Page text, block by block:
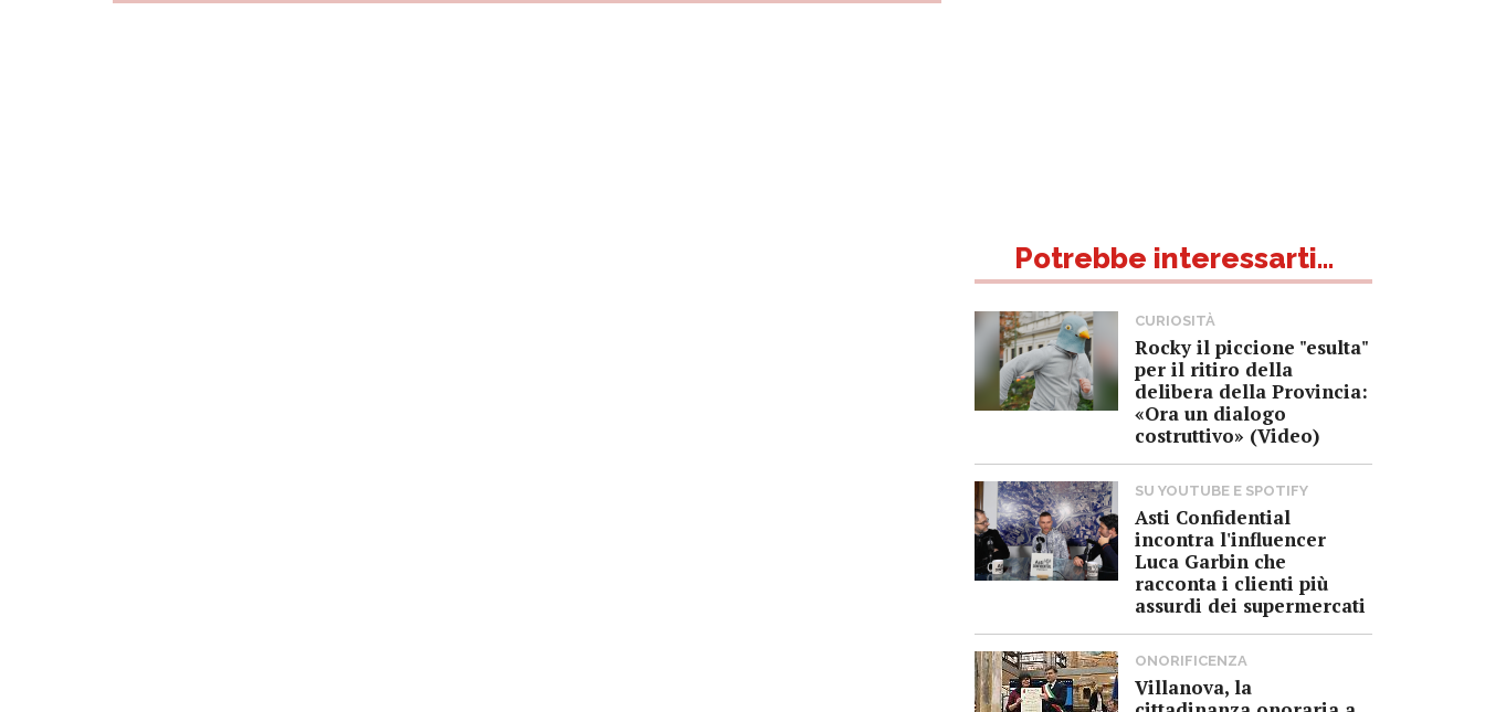
Potrebbe interessarti...
CURIOSITÀ
Rocky il piccione "esulta"
per il ritiro della
delibera della Provincia:
«Ora un dialogo
costruttivo» (Video)
SU YOUTUBE E SPOTIFY
Asti Confidential
incontra l'influencer
Luca Garbin che
racconta i clienti più
assurdi dei supermercati
ONORIFICENZA
Villanova, la